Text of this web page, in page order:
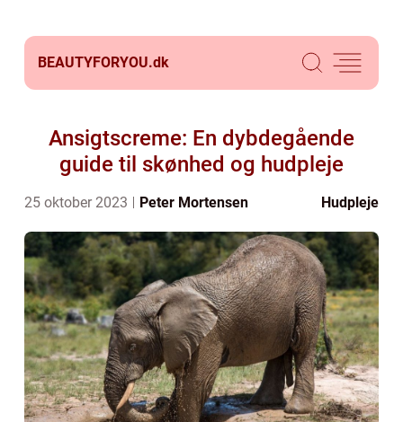
BEAUTYFORYOU.dk
Ansigtscreme: En dybdegående
guide til skønhed og hudpleje
25 oktober 2023 Peter Mortensen Hudpleje